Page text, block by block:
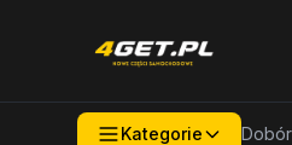
Kategorie